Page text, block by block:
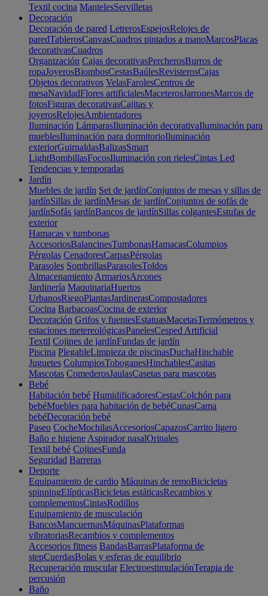
Textil cocina MantelesServilletas
Decoración
Decoración de pared LetrerosEspejosRelojes de
paredTablerosCanvasCuadros pintados a manoMarcosPlacas
decorativasCuadros
Organización Cajas decorativasPercherosBurros de
ropaJoyerosBiombosCestasBaúlesRevisterosCajas
Objetos decorativos VelasFarolesCentros de
mesaNavidadFlores artificialesMaceterosJarronesMarcos de
fotosFiguras decorativasCajitas y
joyerosRelojesAmbientadores
Iluminación LámparasIluminación decorativaIluminación para
mueblesIluminación para dormitorioIluminación
exteriorGuirnaldasBalizasSmart
LightBombillasFocosIluminación con rielesCintas Led
Tendencias y temporadas
Jardín
Muebles de jardín Set de jardínConjuntos de mesas y sillas de
jardínSillas de jardínMesas de jardínConjuntos de sofás de
jardínSofás jardínBancos de jardínSillas colgantesEstufas de
exterior
Hamacas y tumbonas
AccesoriosBalancinesTumbonasHamacasColumpios
Pérgolas CenadoresCarpasPérgolas
Parasoles SombrillasParasolesToldos
Almacenamiento ArmariosArcones
Jardinería MaquinariaHuertos
UrbanosRiegoPlantasJardinerasCompostadores
Cocina BarbacoasCocina de exterior
Decoración Grifos y fuentesEstatuasMacetasTermómetros y
estaciones metereológicasPanelesCesped Artificial
Textil Cojines de jardínFundas de jardín
Piscina PlegableLimpieza de piscinasDuchaHinchable
Juguetes ColumpiosToboganesHinchablesCasitas
Mascotas ComederosJaulasCasetas para mascotas
Bebé
Habitación bebé HumidificadoresCestasColchón para
bebéMuebles para habitación de bebéCunasCama
bebéDecoración bebé
Paseo CocheMochilasAccesoriosCapazosCarrito ligero
Baño e higiene Aspirador nasalOrinales
Textil bebé CojinesFunda
Seguridad Barreras
Deporte
Equipamiento de cardio Máquinas de remoBicicletas
spinningElípticasBicicletas estáticasRecambios y
complementosCintasRodillos
Equipamiento de musculación
BancosMancuernasMáquinasPlataformas
vibratoriasRecambios y complementos
Accesorios fitness BandasBarrasPlataforma de
stepCuerdasBolas y esferas de equilibrio
Recuperación muscular ElectroestimulaciónTerapia de
percusión
Baño